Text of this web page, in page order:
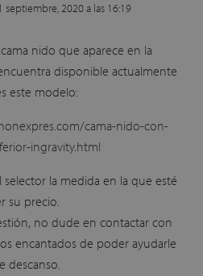
septiembre, 2020 a las 16:19
cama nido que aparece en la
disponible actualmente
este modelo:
cama-nido-con-
ingravity.html
la medida en la que esté
su precio.
no dude en contactar con
encantados de poder ayudarle
descanso.